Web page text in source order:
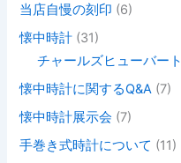
当店自慢の刻印 (6)
懐中時計 (31)
チャールズヒューバート
懐中時計に関するQ&A (7)
懐中時計展示会 (7)
手巻き式時計について (11)